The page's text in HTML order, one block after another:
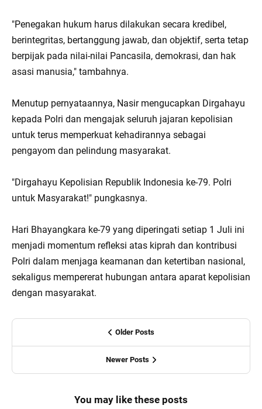
"Penegakan hukum harus dilakukan secara kredibel,
berintegritas, bertanggung jawab, dan objektif, serta tetap
berpijak pada nilai-nilai Pancasila, demokrasi, dan hak
asasi manusia," tambahnya.
Menutup pernyataannya, Nasir mengucapkan Dirgahayu
kepada Polri dan mengajak seluruh jajaran kepolisian
untuk terus memperkuat kehadirannya sebagai
pengayom dan pelindung masyarakat.
"Dirgahayu Kepolisian Republik Indonesia ke-79. Polri
untuk Masyarakat!" pungkasnya.
Hari Bhayangkara ke-79 yang diperingati setiap 1 Juli ini
menjadi momentum refleksi atas kiprah dan kontribusi
Polri dalam menjaga keamanan dan ketertiban nasional,
sekaligus mempererat hubungan antara aparat kepolisian
dengan masyarakat.
Older Posts
Newer Posts
You may like these posts